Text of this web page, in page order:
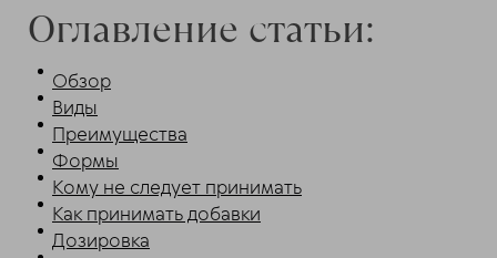
Оглавление статьи:
Обзор
Виды
Преимущества
Формы
Кому не следует принимать
Как принимать добавки
Дозировка